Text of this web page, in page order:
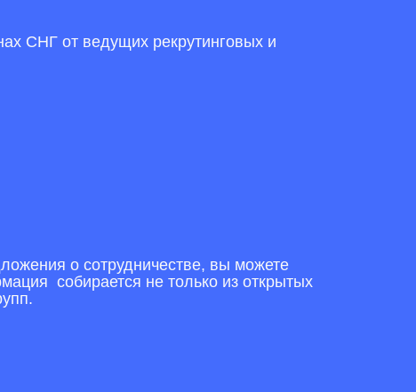
СНГ от ведущих рекрутинговых и
о сотрудничестве, вы можете
собирается не только из открытых